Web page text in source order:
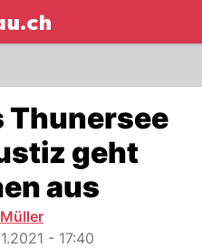
NAU.ch
Thunersee
geht
aus
- 17:40